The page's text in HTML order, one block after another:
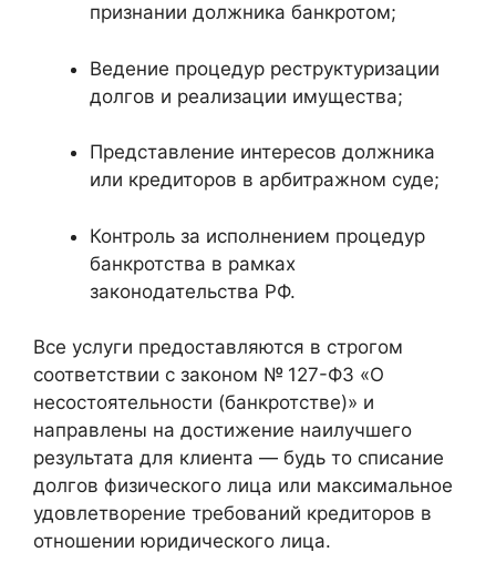
признании должника банкротом;
Ведение процедур реструктуризации
долгов и реализации имущества;
Представление интересов должника
или кредиторов в арбитражном суде;
Контроль за исполнением процедур
банкротства в рамках
законодательства РФ.
Все услуги предоставляются в строгом
соответствии с законом № 127-ФЗ «О
несостоятельности (банкротстве)» и
направлены на достижение наилучшего
результата для клиента — будь то списание
долгов физического лица или максимальное
удовлетворение требований кредиторов в
отношении юридического лица.